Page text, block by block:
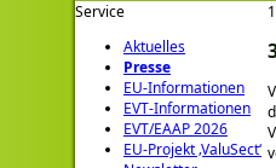
Service
Aktuelles
Presse
EU-Informationen
EVT-Informationen
EVT/EAAP 2026
EU-Projekt ‚ValuSect‘